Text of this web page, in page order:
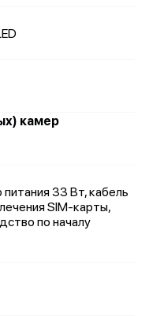
камер
33 Вт, кабель
SIM-карты,
по началу